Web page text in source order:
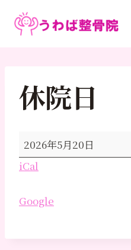
休院日
休
院
日
2026年5月20日
iCal
Google